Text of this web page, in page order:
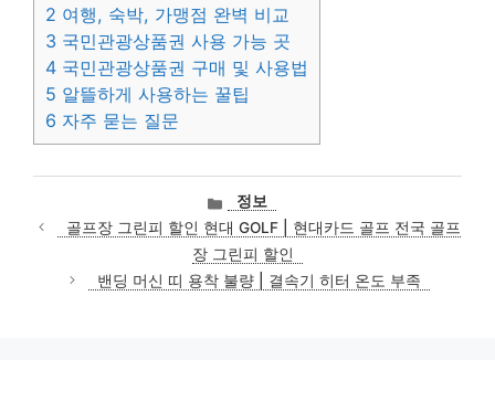
2 여행, 숙박, 가맹점 완벽 비교
3 국민관광상품권 사용 가능 곳
4 국민관광상품권 구매 및 사용법
5 알뜰하게 사용하는 꿀팁
6 자주 묻는 질문
카
테
고
리
정보
골프장 그린피 할인 현대 GOLF | 현대카드 골프 전국 골프
장 그린피 할인
밴딩 머신 띠 용착 불량 | 결속기 히터 온도 부족